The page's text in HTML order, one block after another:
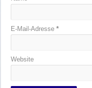
E-Mail-Adresse*
Website